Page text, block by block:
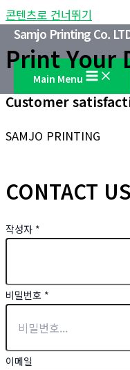
콘텐츠로 건너뛰기
Samjo Printing Co.
Main Menu
Print Your
Customer
SAMJO PRINTING
CONTACT US
작성자 *
비밀번호 *
이메일